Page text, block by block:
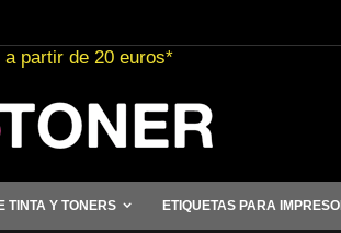
partir de 20 euros*
TINTA Y TONERS ETIQUETAS PARA